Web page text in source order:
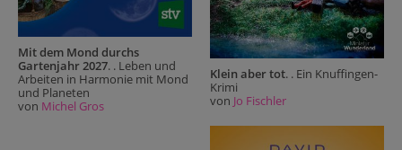
Mit dem Mond durchs
Gartenjahr 2027. . Leben und
Arbeiten in Harmonie mit Mond
und Planeten
von Michel Gros
Klein aber tot. . Ein Knuffingen-
Krimi
von Jo Fischler